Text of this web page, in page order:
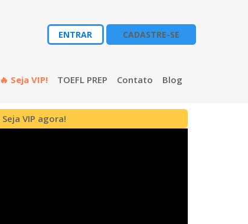
ENTRAR CADASTRE-SE
🔥 Seja VIP! TOEFL PREP Contato Blog
Seja VIP agora!